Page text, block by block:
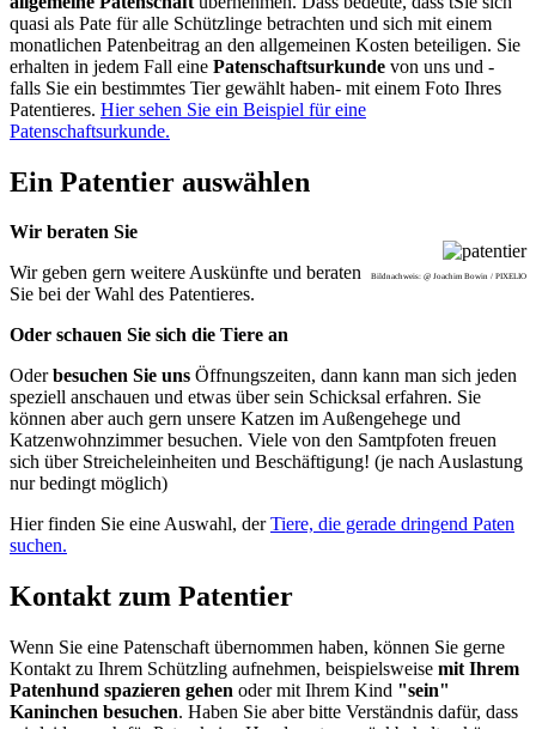
quasi als Pate für alle Schützlinge betrachten und sich mit einem
monatlichen Patenbeitrag an den allgemeinen Kosten beteiligen. Sie
erhalten in jedem Fall eine Patenschaftsurkunde von uns und -
falls Sie ein bestimmtes Tier gewählt haben- mit einem Foto Ihres
Patentieres. Hier sehen Sie ein Beispiel für eine
Patenschaftsurkunde.
Ein Patentier auswählen
Bildnachweis: @ Joachim Bowin / PIXELIO
Wir beraten Sie
Wir geben gern weitere Auskünfte und beraten
Sie bei der Wahl des Patentieres.
Oder schauen Sie sich die Tiere an
Oderbesuchen Sie uns Öffnungszeiten, dann kann man sich jeden
speziell anschauen und etwas über sein Schicksal erfahren. Sie
können aber auch gern unsere Katzen im Außengehege und
Katzenwohnzimmer besuchen. Viele von den Samtpfoten freuen
sich über Streicheleinheiten und Beschäftigung! (je nach Auslastung
nur bedingt möglich)
Hier finden Sie eine Auswahl, derTiere, die gerade dringend Paten
suchen.
Kontakt zum Patentier
Wenn Sie eine Patenschaft übernommen haben, können Sie gerne
Kontakt zu Ihrem Schützling aufnehmen, beispielsweise mit Ihrem
Patenhund spazieren gehen oder mit Ihrem Kind "sein"
Kaninchen besuchen. Haben Sie aber bitte Verständnis dafür, dass